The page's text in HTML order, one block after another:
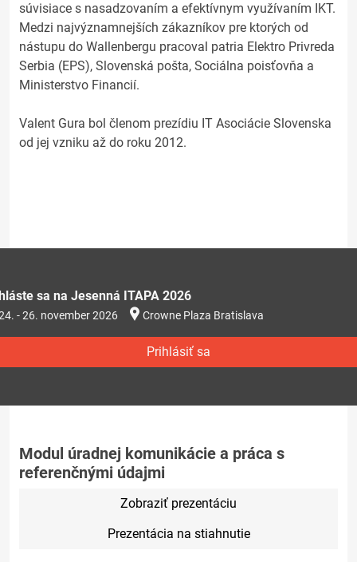
súvisiace s nasadzovaním a efektívnym využívaním IKT.
Medzi najvýznamnejších zákazníkov pre ktorých od
nástupu do Wallenbergu pracoval patria Elektro Privreda
Serbia (EPS), Slovenská pošta, Sociálna poisťovňa a
Ministerstvo Financií.
Valent Gura bol členom prezídiu IT Asociácie Slovenska
od jej vzniku až do roku 2012.
sa na Jesenná ITAPA 2026
- 26. november 2026 Crowne Plaza Bratislava
Prihlásiť sa
Modul úradnej komunikácie a práca s
referenčnými údajmi
Zobraziť prezentáciu
Prezentácia na stiahnutie